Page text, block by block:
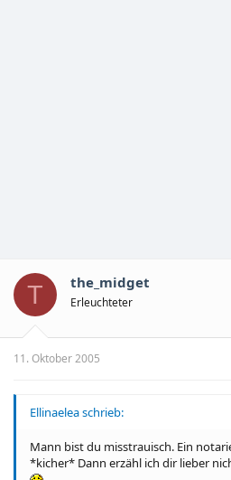
T the_midget
Erleuchteter
11. Oktober 2005
Ellinaelea schrieb:
Mann bist du misstrauisch. Ein
*kicher* Dann erzähl ich dir lieber